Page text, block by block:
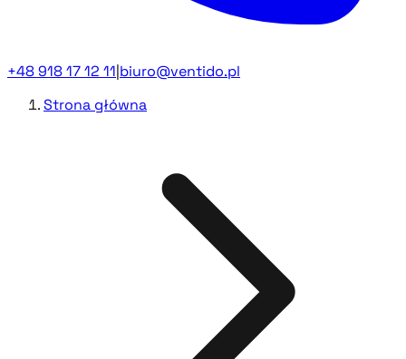
+48 918 17 12 11 biuro@ventido.pl
Strona główna